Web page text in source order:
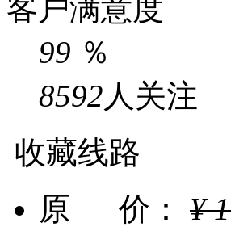
客户满意度
99 ％
8592人关注
收藏线路
原 价：
¥